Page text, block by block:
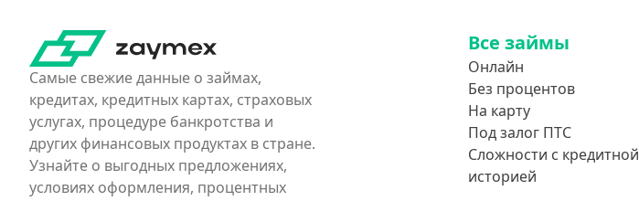
Самые свежие данные о займах,
кредитах, кредитных картах, страховых
услугах, процедуре банкротства и
других финансовых продуктах в стране.
Узнайте о выгодных предложениях,
условиях оформления, процентных
Все займы
Онлайн
Без процентов
На карту
Под залог ПТС
Сложности с кредитной
историей